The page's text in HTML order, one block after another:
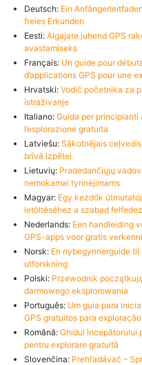
Deutsch: Ein
freies Erkunden
Eesti: Algajate juhend GPS
avastamiseks
Français: Un guide pour
d’applications GPS pour une
Hrvatski: Vodič početnika za
istraživanje
Italiano: Guida per principianti
l’esplorazione gratuita
Latviešu: Sākotnējais
brīvā izpētei
Lietuvių: Pradedančiųjų
nemokamai tyrinėjimams
Magyar: Egy kezdők
letöltéséhez a szabad
Nederlands: Een handleiding
GPS-apps voor gratis
Norsk: En nybegynnerguide
utforskning
Polski: Przewodnik
darmowego eksplorowania
Português: Um guia para
GPS gratuitos para exploração
Română: Ghidul începătorului
pentru explorare gratuită
Slovenčina: Prehľadávač –